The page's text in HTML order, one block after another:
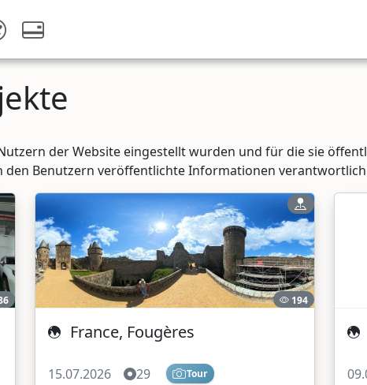
der Website eingestellt wurden und für die sie
den Benutzern veröffentlichte Informationen
194
France, Fougères
15.07.2026 29 Tour